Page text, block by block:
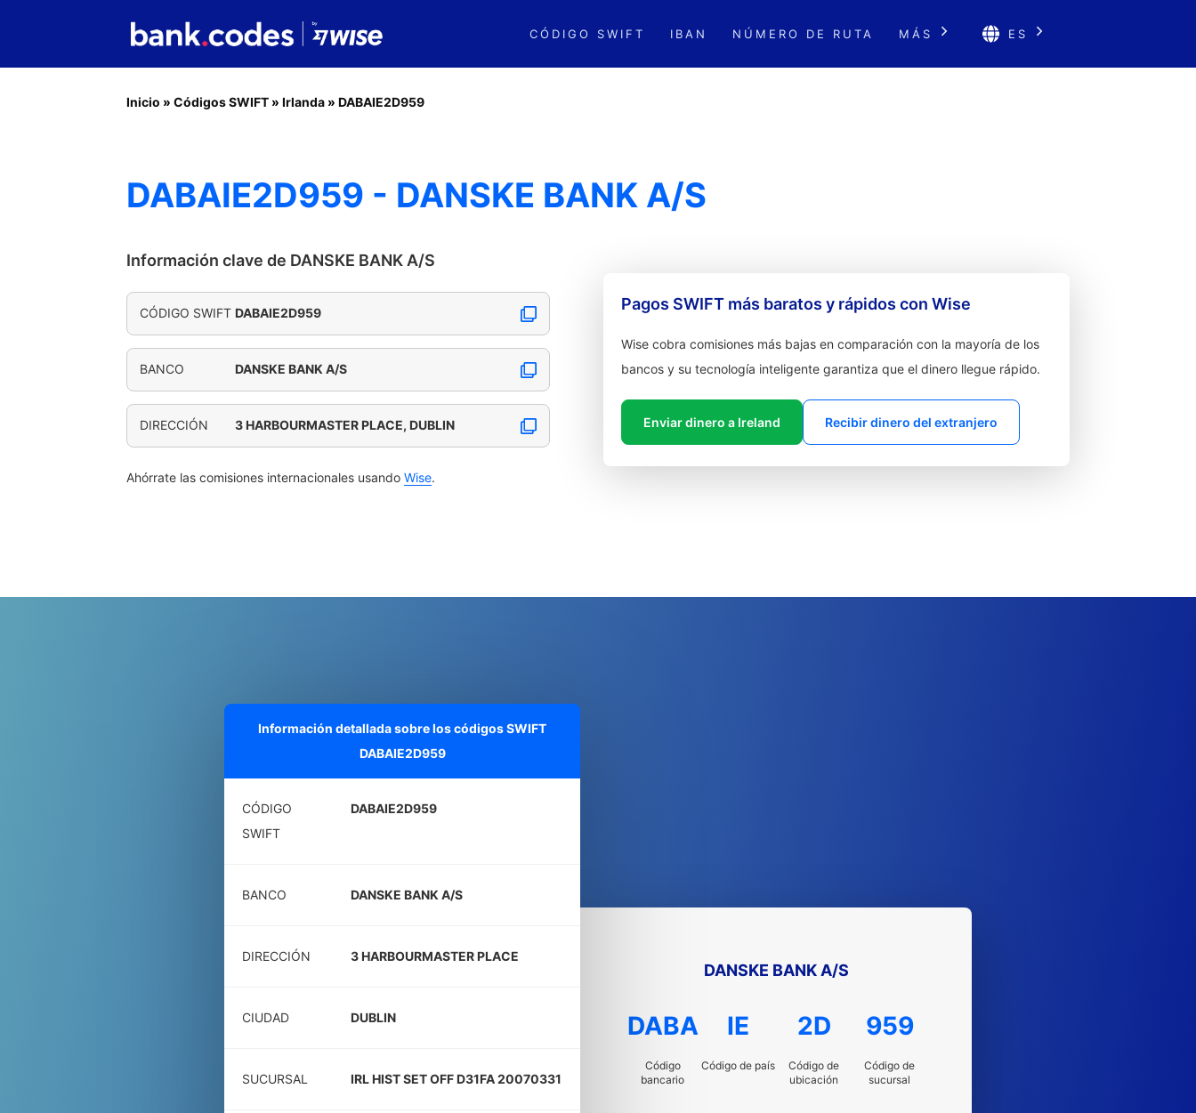
CÓDIGO SWIFT IBAN NÚMERO DE RUTA MÁS ES
Inicio » Códigos SWIFT » Irlanda » DABAIE2D959
DABAIE2D959 - DANSKE BANK A/S
Información clave de DANSKE BANK A/S
CÓDIGO SWIFT DABAIE2D959
BANCO DANSKE BANK A/S
DIRECCIÓN 3 HARBOURMASTER PLACE, DUBLIN
Ahórrate las comisiones internacionales usando Wise.
Pagos SWIFT más baratos y rápidos con Wise
Wise cobra comisiones más bajas en comparación con la mayoría de los
bancos y su tecnología inteligente garantiza que el dinero llegue rápido.
Enviar dinero a Ireland Recibir dinero del extranjero
Información detallada sobre los códigos SWIFT
DABAIE2D959
CÓDIGO
SWIFT
DABAIE2D959
BANCO DANSKE BANK A/S
DIRECCIÓN 3 HARBOURMASTER PLACE
CIUDAD DUBLIN
SUCURSAL IRL HIST SET OFF D31FA 20070331
DANSKE BANK A/S
DABA
Código
bancario
IE
Código de país
2D
Código de
ubicación
959
Código de
sucursal